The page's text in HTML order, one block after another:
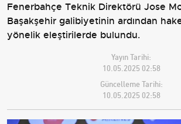
Fenerbahçe Teknik Direktörü Jose
Başakşehir galibiyetinin ardından
yönelik eleştirilerde bulundu.
Yayın Tarihi:
10.05.2025 02:58
Güncelleme Tarihi:
10.05.2025 02:58